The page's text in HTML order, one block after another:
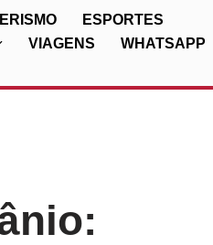
ESPORTES
VIAGENS
WHATSAPP